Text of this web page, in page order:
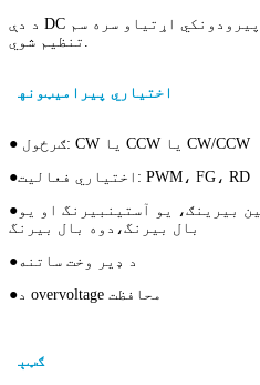
د دې DC برش پرته موټرو پیرامیټونه د پیرودونکي اړتیاو سره سم
اختیاري پیرامیټونه
● ګرځول: CW یا CCW یا CW/CCW
●
اختیاري فعالیت: PWM، FG، RD
بیرینګ، یو آستین بیرنگ او یو
بال بیرنگ، دوه بال بیرنگ
● د ډیر وخت ساتنه
●
د overvoltage محافظت
ګټې